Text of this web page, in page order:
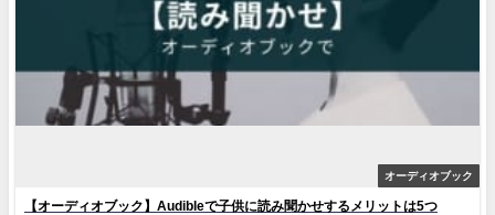
オーディオブック
【オーディオブック】Audibleで子供に読み聞かせするメリットは5つ